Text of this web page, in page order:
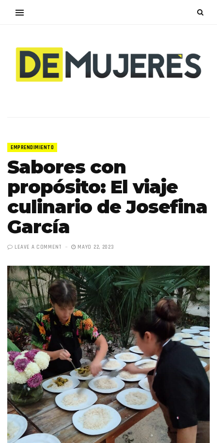
EMPRENDIMIENTO
Sabores con
propósito: El viaje
culinario de Josefina
García
LEAVE A COMMENT MAYO 22, 2023